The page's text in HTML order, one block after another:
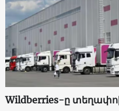
Wildberries-ը